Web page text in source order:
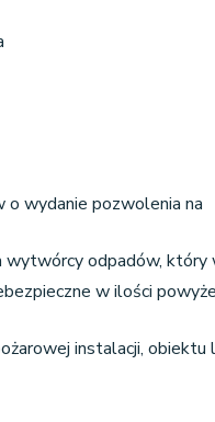
wydanie pozwolenia na
odpadów, który
w ilości
instalacji,